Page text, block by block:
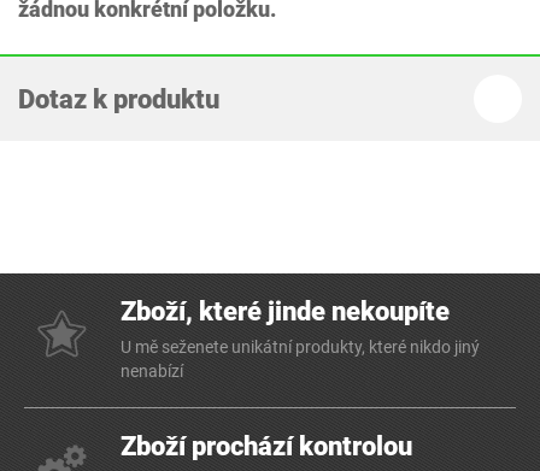
žádnou konkrétní položku.
Dotaz k produktu
Zboží, které jinde nekoupíte
U mě seženete unikátní produkty, které nikdo jiný
nenabízí
Zboží prochází kontrolou